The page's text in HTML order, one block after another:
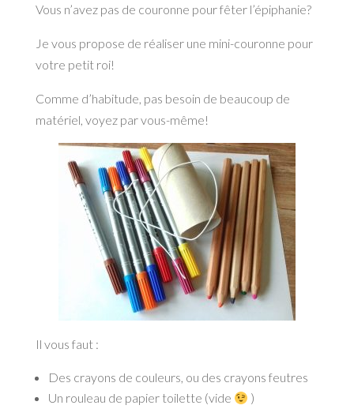
Vous n’avez pas de couronne pour fêter l’épiphanie?
Je vous propose de réaliser une mini-couronne pour
votre petit roi!
Comme d’habitude, pas besoin de beaucoup de
matériel, voyez par vous-même!
Il vous faut :
Des crayons de couleurs, ou des crayons feutres
Un rouleau de papier toilette (vide
)